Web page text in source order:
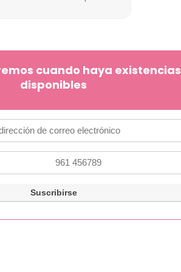
cuando haya existencias
disponibles